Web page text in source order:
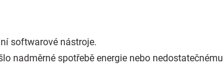
softwarové nástroje.
nadměrné spotřebě energie nebo nedostatečnému